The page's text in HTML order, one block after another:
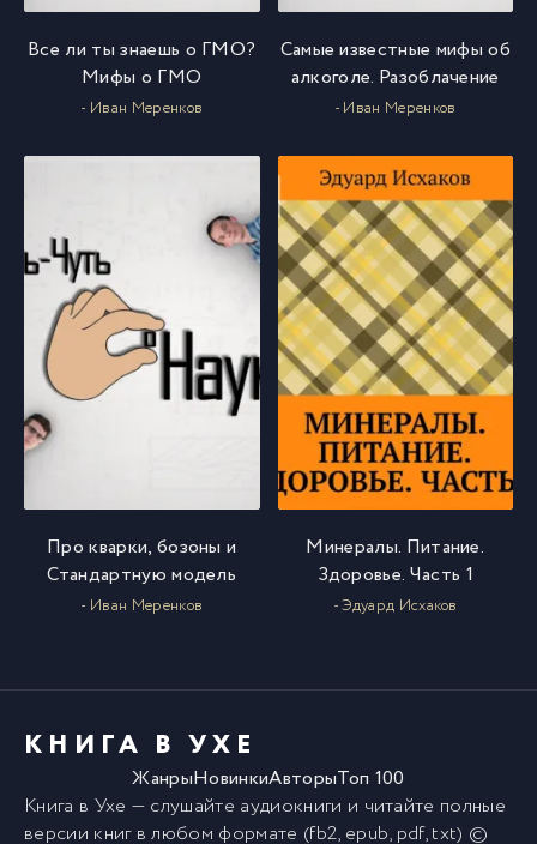
Все ли ты знаешь о ГМО?
Мифы о ГМО
- Иван Меренков
Самые известные мифы об
алкоголе. Разоблачение
- Иван Меренков
Про кварки, бозоны и
Стандартную модель
- Иван Меренков
Минералы. Питание.
Здоровье. Часть 1
- Эдуард Исхаков
КНИГА В УХЕ
ЖанрыНовинкиАвторыТоп 100
Книга в Ухе — слушайте аудиокниги и читайте полные
версии книгв любом формате (fb2, epub, pdf, txt) ©